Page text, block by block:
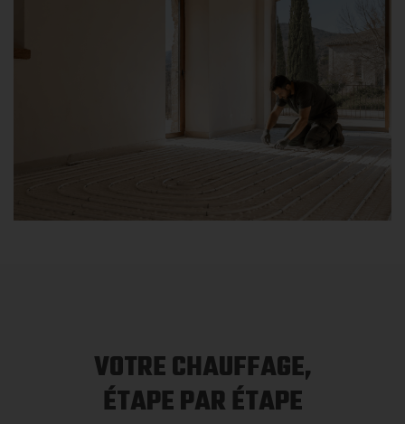
VOTRE CHAUFFAGE,
ÉTAPE PAR ÉTAPE